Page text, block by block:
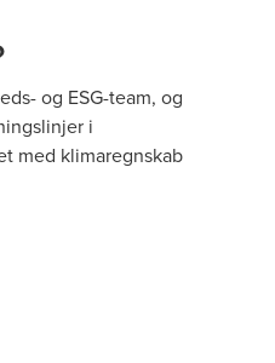
og ESG-team, og
i
med klimaregnskab